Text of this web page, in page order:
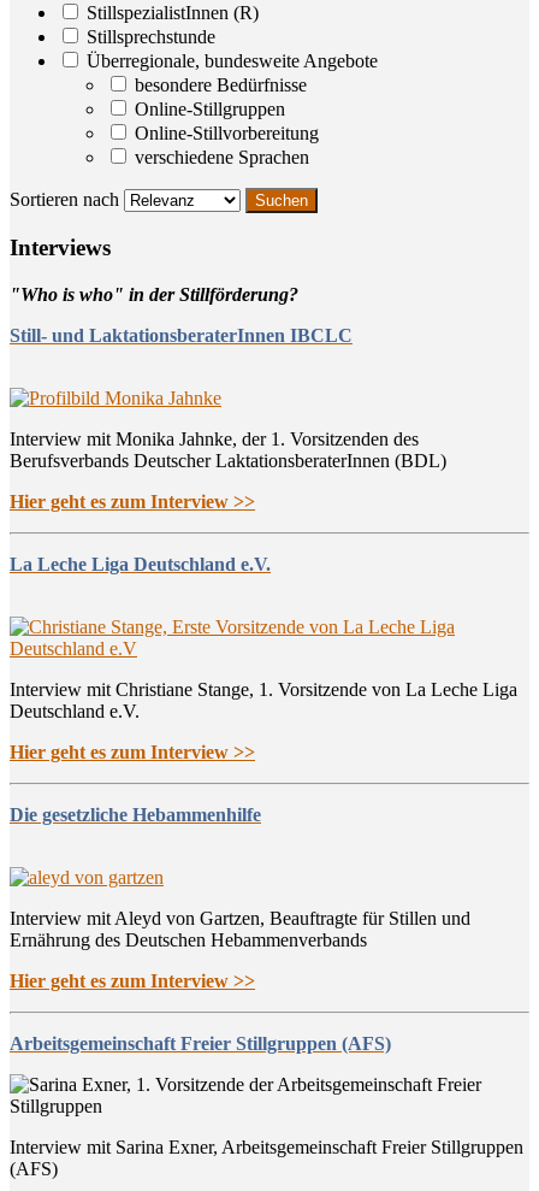
StillspezialistInnen (R)
Stillsprechstunde
Überregionale, bundesweite Angebote
besondere Bedürfnisse
Online-Stillgruppen
Online-Stillvorbereitung
verschiedene Sprachen
Sortieren nach
Inter­views
"Who is who" in der Stillförderung?
Still- und LaktationsberaterInnen IBCLC
Interview mit Monika Jahnke, der 1. Vorsitzenden des
Berufsverbands Deutscher LaktationsberaterInnen (BDL)
Hier geht es zum Interview >>
La Leche Liga Deutschland e.V.
Interview mit Christiane Stange, 1. Vorsitzende von La Leche Liga
Deutschland e.V.
Hier geht es zum Interview >>
Die gesetzliche Hebammenhilfe
Interview mit Aleyd von Gartzen, Beauftragte für Stillen und
Ernährung des Deutschen Hebammenverbands
Hier geht es zum Interview >>
Arbeitsgemeinschaft Freier Stillgruppen (AFS)
Interview mit Sarina Exner, Arbeitsgemeinschaft Freier Stillgruppen
(AFS)